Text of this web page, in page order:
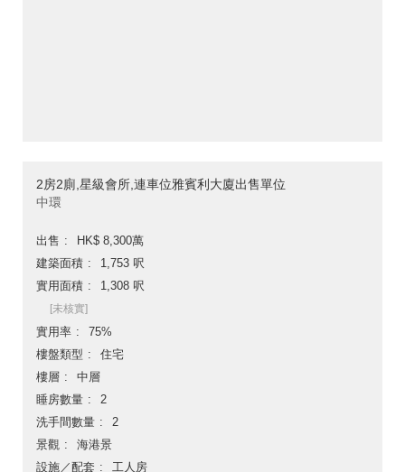
2房2廁,星級會所,連車位雅賓利大廈出售單位
中環
出售
HK$ 8,300萬
建築面積
1,753 呎
實用面積
1,308 呎
[未核實]
實用率
75%
樓盤類型
住宅
樓層
中層
睡房數量
2
洗手間數量
2
景觀
海港景
設施／配套
工人房